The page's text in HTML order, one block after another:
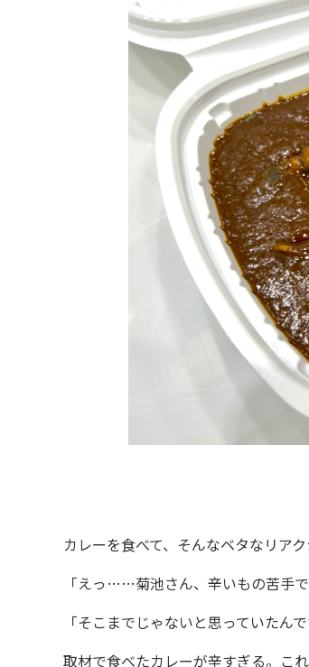
カレーを食べて、そんなベタなリア
「えっ……菊池さん、辛いもの苦手で
「そこまでじゃないと思っていたん
取材で食べたカレーが辛すぎる。こ